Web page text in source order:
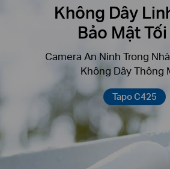
Không Dây
Bảo Mật
Camera An Ninh Trong
Không Dây Thông
Tapo C425